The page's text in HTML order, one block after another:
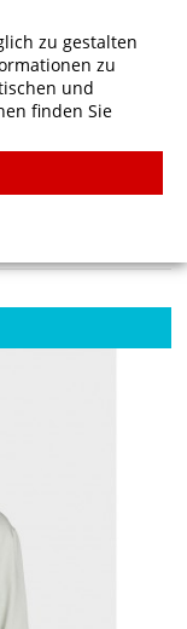
zu gestalten
zu
und
finden Sie